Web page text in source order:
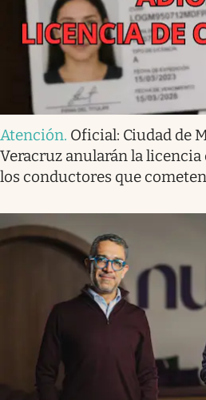
Atención. Oficial: Ciudad de
Veracruz anularán la
los conductores que